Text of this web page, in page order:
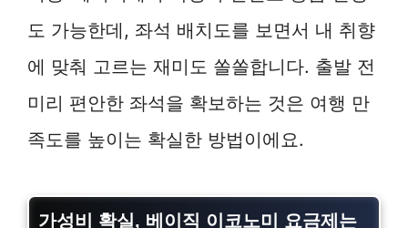
도 가능한데, 좌석 배치도를 보면서 내 취향
에 맞춰 고르는 재미도 쏠쏠합니다. 출발 전
미리 편안한 좌석을 확보하는 것은 여행 만
족도를 높이는 확실한 방법이에요.
가성비 확실, 베이직 이코노미 요금제는